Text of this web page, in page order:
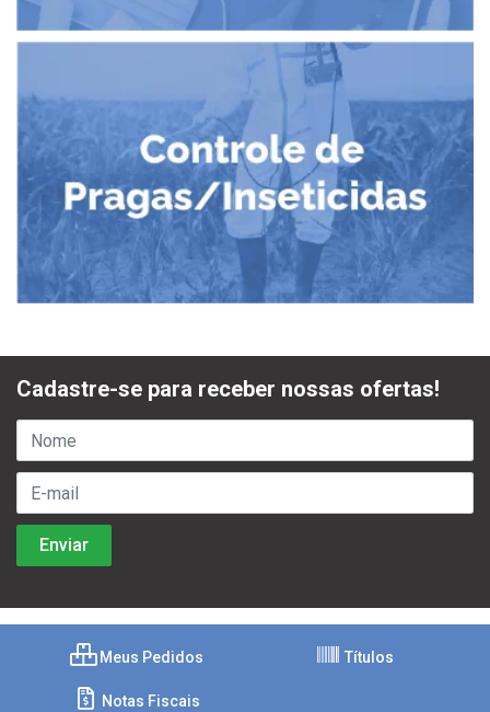
Cadastre-se para receber nossas ofertas!
Meus Pedidos Títulos
Notas Fiscais